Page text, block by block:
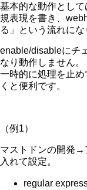
基本的な動作とし
規表現を書き、
る」という流れにな
enable/disableにチ
なり動作しません。
一時的に処理を止
くと便利です。
（例1）
マストドンの開発→
入れて設定。
regular